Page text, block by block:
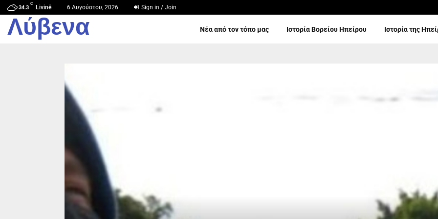
34.3
C
Livinë 6 Αυγούστου, 2026 Sign in / Join
Λύβενα Νέα από τον τόπο μας Ιστορία Βορείου Ηπείρου Ιστορία της